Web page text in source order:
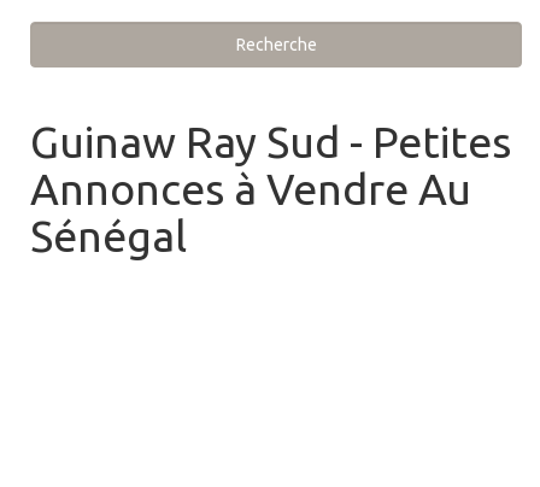
Recherche
Guinaw Ray Sud - Petites
Annonces à Vendre Au
Sénégal